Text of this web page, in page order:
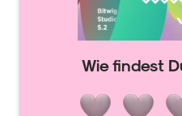
Wie findest